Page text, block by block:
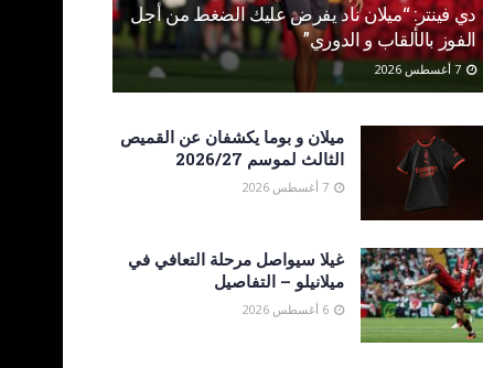
دي فينتر: “ميلان ناد يفرض عليك الضغط من أجل
الفوز بالألقاب و الدوري”
ميلان و بوما يكشفان عن القميص
الثالث لموسم 2026/27
غيلا سيواصل مرحلة التعافي في
ميلانيلو – التفاصيل